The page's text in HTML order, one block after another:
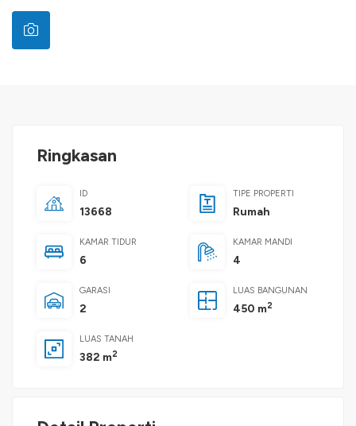
Ringkasan
ID
13668
TIPE PROPERTI
Rumah
KAMAR TIDUR
6
KAMAR MANDI
4
GARASI
2
LUAS BANGUNAN
450 m2
LUAS TANAH
382 m2